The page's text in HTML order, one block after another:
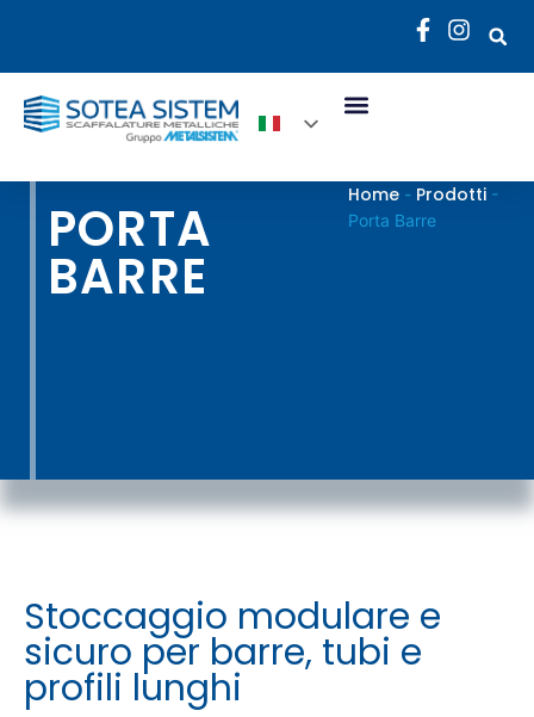
PORTA
BARRE
Home - Prodotti -
Porta Barre
Stoccaggio modulare e
sicuro per barre, tubi e
profili lunghi